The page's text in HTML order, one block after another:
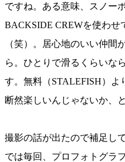
ですね。ある意味、スノー
BACKSIDE CREWを使わせ
（笑）。居心地のいい仲間
ら。ひとりで滑るくらいな
す。無料（STALEFISH）よ
断然楽しいんじゃないか、
撮影の話が出たので補足し
では毎回、プロフォトグラ